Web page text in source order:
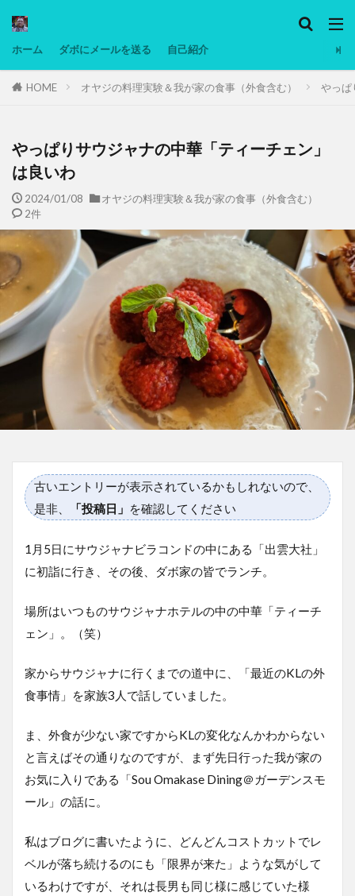
ホーム ダボにメールを送る 自己紹介
HOME オヤジの料理実験＆我が家の食事（外食含む） やっぱ
やっぱりサウジャナの中華「ティーチェン」
は良いわ
2024/01/08
オヤジの料理実験＆我が家の食事（外食含む）
2件
古いエントリーが表示されているかもしれないので、
是非、
「投稿日」 を確認してください
1月5日にサウジャナビラコンドの中にある「出雲大社」
に初詣に行き、その後、ダボ家の皆でランチ。
場所はいつものサウジャナホテルの中の中華「ティーチ
ェン」。（笑）
家からサウジャナに行くまでの道中に、「最近のKLの外
食事情」を家族3人で話していました。
ま、外食が少ない家ですからKLの変化なんかわからない
と言えばその通りなのですが、まず先日行った我が家の
お気に入りである「Sou Omakase Dining＠ガーデンスモ
ール」の話に。
私はブログに書いたように、どんどんコストカットでレ
ベルが落ち続けるのにも「限界が来た」ような気がして
いるわけですが、それは長男も同じ様に感じていた様
タグ
マレーシア動画
ヨーグルト
低温調理・スロークッカー
備忘録
動画 日本人村社会 脱水シート
検索